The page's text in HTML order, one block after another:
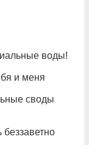
воды!
и меня
своды
беззаветно